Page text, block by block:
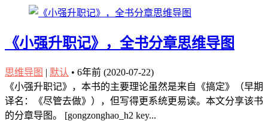
《小强升职记》，全书分章思维导图
思维导图 | 默认 • 6年前 (2020-07-22)
《小强升职记》，本书的主要理论虽然是来自《搞定》（早期
译名：《尽管去做》），但写得更系统更易读。本文分享该书
的分章导图。 [gongzonghao_h2 key...